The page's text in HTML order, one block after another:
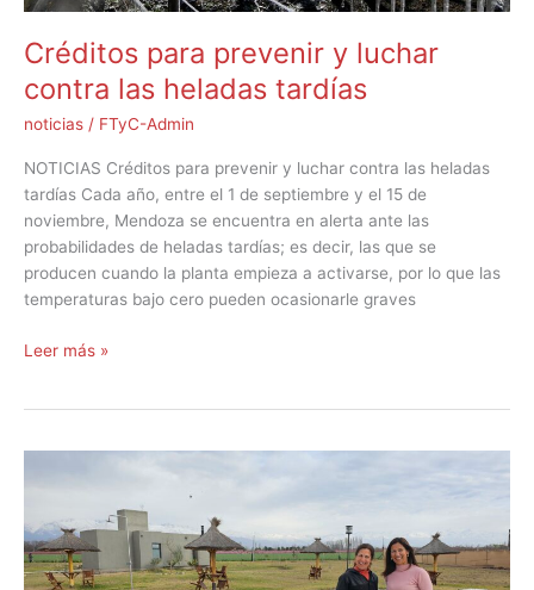
Créditos para prevenir y luchar
contra las heladas tardías
noticias / FTyC-Admin
NOTICIAS Créditos para prevenir y luchar contra las heladas
tardías Cada año, entre el 1 de septiembre y el 15 de
noviembre, Mendoza se encuentra en alerta ante las
probabilidades de heladas tardías; es decir, las que se
producen cuando la planta empieza a activarse, por lo que las
temperaturas bajo cero pueden ocasionarle graves
Leer más »
emprendedoras